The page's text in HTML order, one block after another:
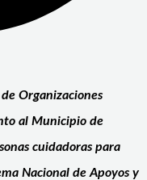
Organizaciones
al Municipio de
cuidadoras para
Nacional de Apoyos y